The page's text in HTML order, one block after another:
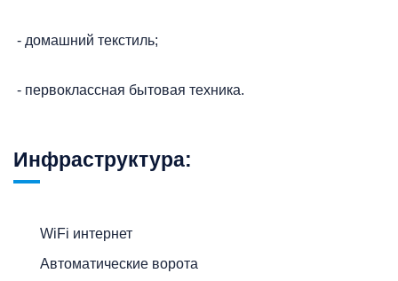
- домашний текстиль;
- первоклассная бытовая техника.
Инфраструктура:
WiFi интернет
Автоматические ворота